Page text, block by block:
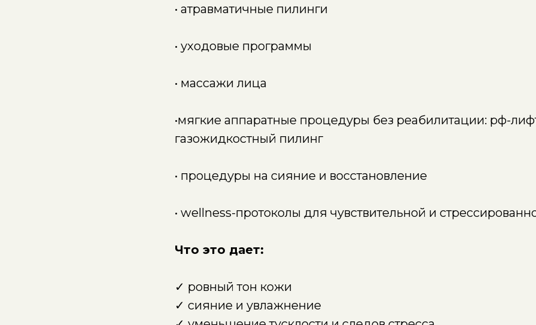
• атравматичные пилинги
• уходовые программы
• массажи лица
•мягкие аппаратные процедуры без реабилитации: рф-
газожидкостный пилинг
• процедуры на сияние и восстановление
• wellness-протоколы для чувствительной и
Что это дает:
✓ ровный тон кожи
✓ сияние и увлажнение